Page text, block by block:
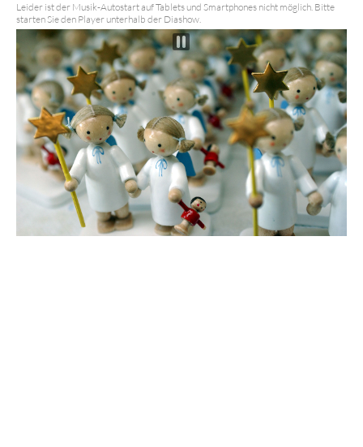
Leider ist der Musik-Autostart auf Tablets und Smartphones nicht möglich. Bitte
starten Sie den Player unterhalb der Diashow.